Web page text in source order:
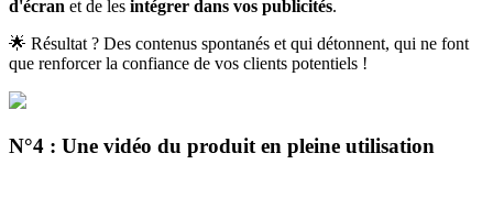
d'écran et de les intégrer dans vos publicités.
🌟 Résultat ? Des contenus spontanés et qui détonnent, qui ne font
que renforcer la confiance de vos clients potentiels !
N°4 : Une vidéo du produit en pleine utilisation